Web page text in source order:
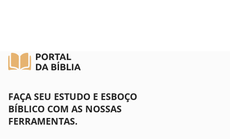
FAÇA SEU ESTUDO E ESBOÇO
BÍBLICO COM AS NOSSAS
FERRAMENTAS.